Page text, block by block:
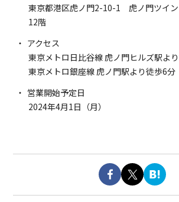
東京都港区虎ノ門2-10-1 虎ノ門ツイン
12階
アクセス
東京メトロ日比谷線 虎ノ門ヒルズ駅よ
東京メトロ銀座線 虎ノ門駅より徒歩6分
営業開始予定日
2024年4月1日（月）